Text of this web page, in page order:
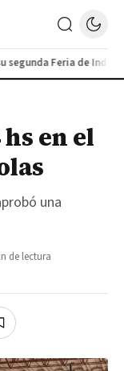
Feria de
en el
una
de lectura